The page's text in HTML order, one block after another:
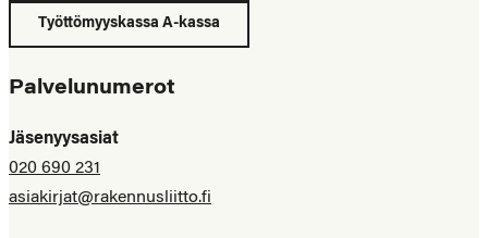
Työttömyyskassa A-kassa
Palvelunumerot
Jäsenyysasiat
020 690 231
asiakirjat@rakennusliitto.fi